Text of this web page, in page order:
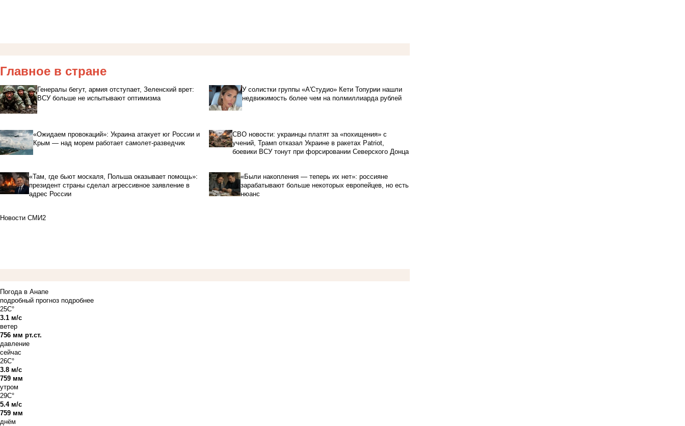
Главное в стране
Генералы бегут, армия отступает, Зеленский врет:
ВСУ больше не испытывают оптимизма
У солистки группы «А'Студио» Кети Топурии нашли
недвижимость более чем на полмиллиарда рублей
«Ожидаем провокаций»: Украина атакует юг России и
Крым — над морем работает самолет-разведчик
СВО новости: украинцы платят за «похищения» с
учений, Трамп отказал Украине в ракетах Patriot,
боевики ВСУ тонут при форсировании Северского Донца
«Там, где бьют москаля, Польша оказывает помощь»:
президент страны сделал агрессивное заявление в
адрес России
«Были накопления — теперь их нет»: россияне
зарабатывают больше некоторых европейцев, но есть
нюанс
Новости СМИ2
Погода в Анапе
подробный прогноз подробнее
25C°
3.1 м/с
ветер
756 мм рт.ст.
давление
сейчас
26C°
3.8 м/с
759 мм
утром
29C°
5.4 м/с
759 мм
днём